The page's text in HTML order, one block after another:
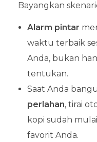
Bayangkan
Alarm pintar
waktu terbaik
Anda, bukan
tentukan.
Saat Anda
perlahan, tirai
kopi sudah
favorit Anda.